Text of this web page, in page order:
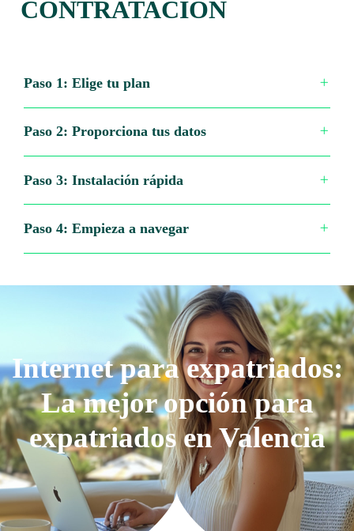
CONTRATACIÓN
Paso 1: Elige tu plan
Paso 2: Proporciona tus datos
Paso 3: Instalación rápida
Paso 4: Empieza a navegar
Internet para expatriados:
La mejor opción para
expatriados en Valencia